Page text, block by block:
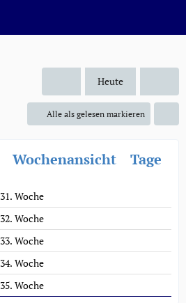
Heute
Alle als gelesen markieren
Wochenansicht
31. Woche
32. Woche
33. Woche
34. Woche
35. Woche